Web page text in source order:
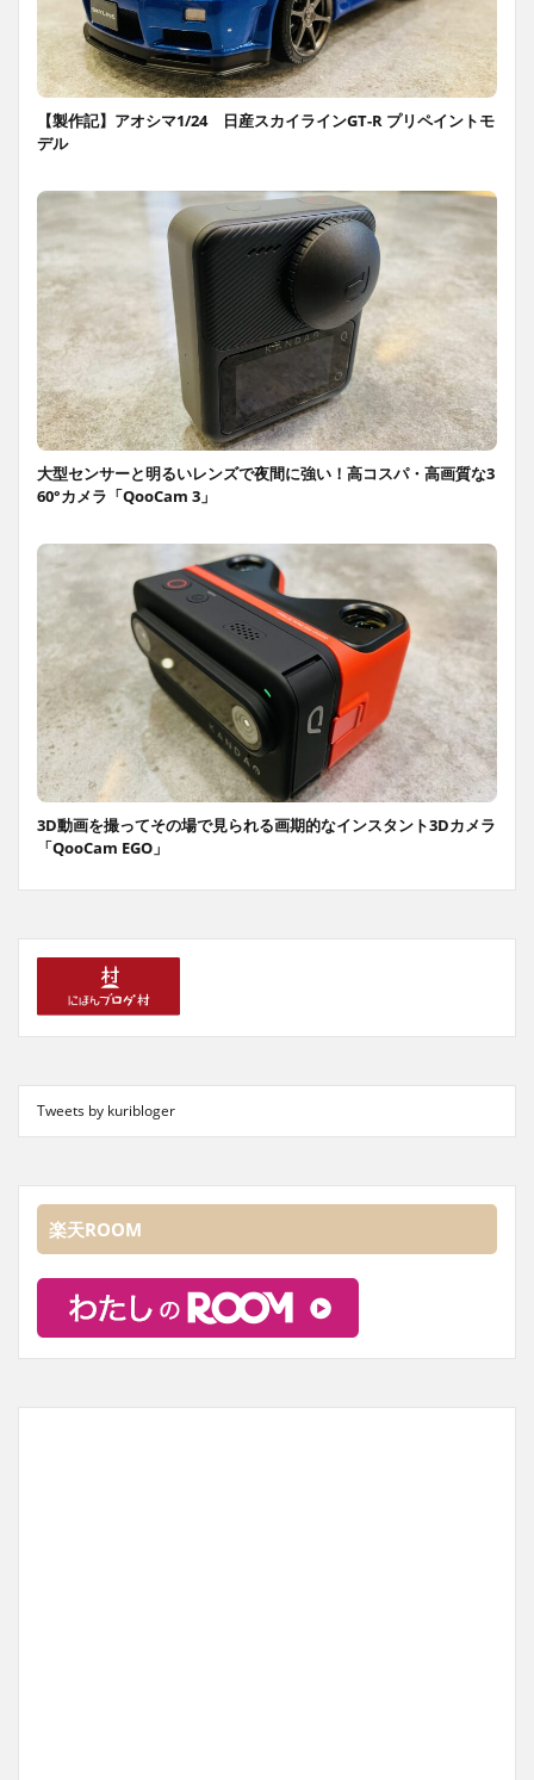
【製作記】アオシマ1/24 日産スカイラインGT-R プリペイントモ
デル
大型センサーと明るいレンズで夜間に強い！高コスパ・高画質な3
60°カメラ「QooCam 3」
3D動画を撮ってその場で見られる画期的なインスタント3Dカメラ
「QooCam EGO」
Tweets by kuribloger
楽天ROOM